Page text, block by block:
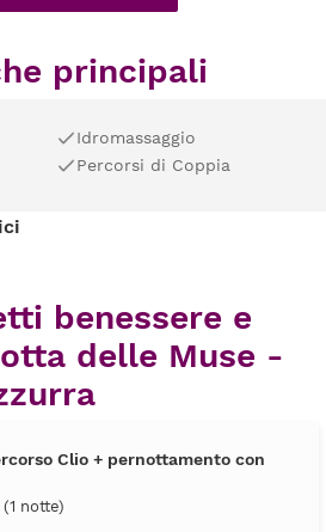
principali
Idromassaggio
Percorsi di Coppia
benessere e
delle Muse -
Clio + pernottamento con
notte)